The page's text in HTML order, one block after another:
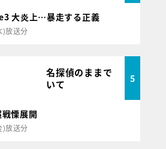
大炎上…暴走する正義
)放送分
名探偵のままで
いて
5
慄展開
)放送分